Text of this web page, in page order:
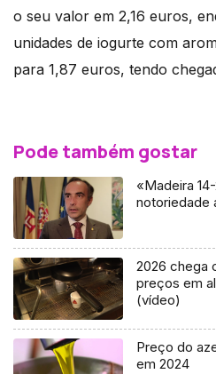
o seu valor em 2,16 euros,
unidades de iogurte com
para 1,87 euros, tendo
Pode também gostar
«Madeira
notoriedade
2026 chega
preços em
(vídeo)
Preço do
em 2024